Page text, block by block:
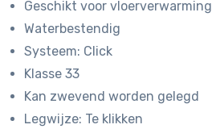
Geschikt voor vloerverwarming
Waterbestendig
Systeem: Click
Klasse 33
Kan zwevend worden gelegd
Legwijze: Te klikken